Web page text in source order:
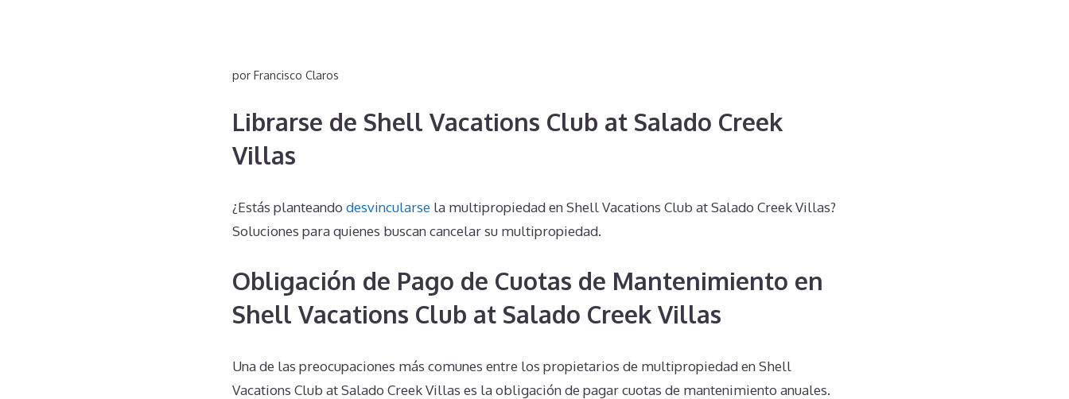
por Francisco Claros
Librarse de Shell Vacations Club at Salado Creek
Villas
¿Estás planteando desvincularse la multipropiedad en Shell Vacations Club at Salado Creek Villas?
Soluciones para quienes buscan cancelar su multipropiedad.
Obligación de Pago de Cuotas de Mantenimiento en
Shell Vacations Club at Salado Creek Villas
Una de las preocupaciones más comunes entre los propietarios de multipropiedad en Shell
Vacations Club at Salado Creek Villas es la obligación de pagar cuotas de mantenimiento anuales.